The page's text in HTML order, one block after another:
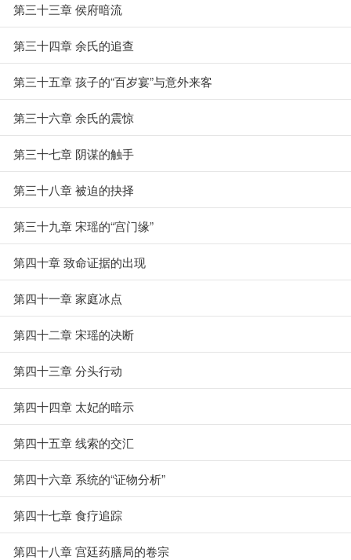
第三十三章 侯府暗流
第三十四章 余氏的追查
第三十五章 孩子的“百岁宴”与意外来客
第三十六章 余氏的震惊
第三十七章 阴谋的触手
第三十八章 被迫的抉择
第三十九章 宋瑶的“宫门缘”
第四十章 致命证据的出现
第四十一章 家庭冰点
第四十二章 宋瑶的决断
第四十三章 分头行动
第四十四章 太妃的暗示
第四十五章 线索的交汇
第四十六章 系统的“证物分析”
第四十七章 食疗追踪
第四十八章 宫廷药膳局的卷宗